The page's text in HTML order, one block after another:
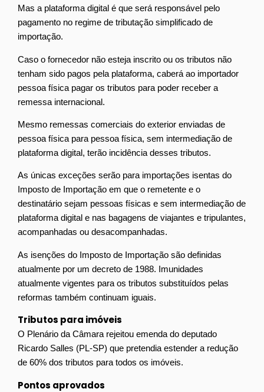
Mas a plataforma digital é que será responsável pelo
pagamento no regime de tributação simplificado de
importação.
Caso o fornecedor não esteja inscrito ou os tributos não
tenham sido pagos pela plataforma, caberá ao importador
pessoa física pagar os tributos para poder receber a
remessa internacional.
Mesmo remessas comerciais do exterior enviadas de
pessoa física para pessoa física, sem intermediação de
plataforma digital, terão incidência desses tributos.
As únicas exceções serão para importações isentas do
Imposto de Importação em que o remetente e o
destinatário sejam pessoas físicas e sem intermediação de
plataforma digital e nas bagagens de viajantes e tripulantes,
acompanhadas ou desacompanhadas.
As isenções do Imposto de Importação são definidas
atualmente por um decreto de 1988. Imunidades
atualmente vigentes para os tributos substituídos pelas
reformas também continuam iguais.
Tributos para imóveis
O Plenário da Câmara rejeitou emenda do deputado
Ricardo Salles (PL-SP) que pretendia estender a redução
de 60% dos tributos para todos os imóveis.
Pontos aprovados